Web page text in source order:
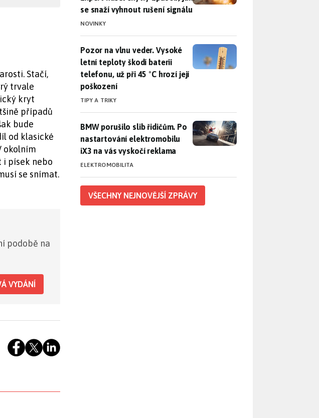
Stačí,
trvale
kryt
případů
bude
od klasické
okolním
i písek nebo
se snímat.
podobě na
VYDÁNÍ
se snaží vyhnout rušení signálu
NOVINKY
Pozor na vlnu veder. Vysoké letní teploty škodí baterii telefonu,
Pozor na vlnu veder. Vysoké
letní teploty škodí baterii
telefonu, už při 45 °C hrozí její
poškození
TIPY A TRIKY
BMW porušilo slib řidičům. Po nastartování elektromobilu iX3 na
BMW porušilo slib řidičům. Po
nastartování elektromobilu
iX3 na vás vyskočí reklama
ELEKTROMOBILITA
VŠECHNY NEJNOVĚJŠÍ ZPRÁVY